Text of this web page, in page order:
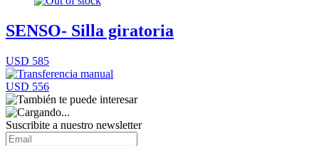
SENSO- Silla giratoria
USD 585
USD 556
Suscribite a nuestro newsletter